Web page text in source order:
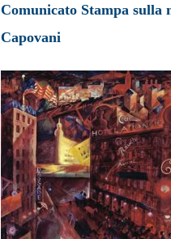
Comunicato Stampa sulla
Capovani